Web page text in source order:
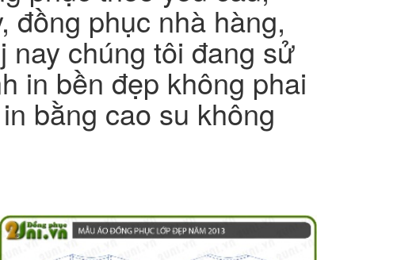
đồng phục nhà hàng,
nay chúng tôi đang sử
in bền đẹp không phai
bằng cao su không